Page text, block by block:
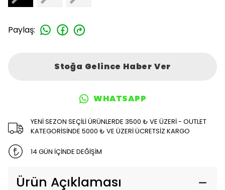
Paylaş:
Stoğa Gelince Haber Ver
WHATSAPP
YENİ SEZON SEÇİLİ ÜRÜNLERDE 3500 ₺ VE ÜZERİ - OUTLET
KATEGORİSİNDE 5000 ₺ VE ÜZERİ ÜCRETSİZ KARGO
14 GÜN İÇİNDE DEĞİŞİM
Ürün Açıklaması